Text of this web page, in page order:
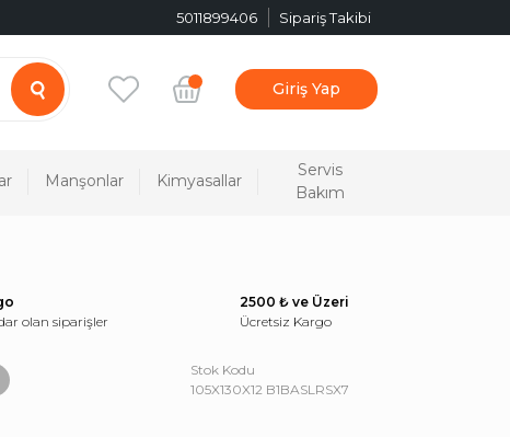
5011899406 Sipariş Takibi
Giriş Yap
Manşonlar Kimyasallar
Servis
Bakım
olan siparişler
2500 ₺ ve Üzeri
Ücretsiz Kargo
Stok Kodu
105X130X12 B1BASLRSX7